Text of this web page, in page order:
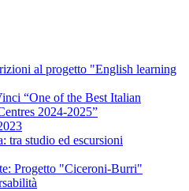
al progetto "English learning
“One of the Best Italian
2024-2025”
tra studio ed escursioni
Progetto "Ciceroni-Burri"